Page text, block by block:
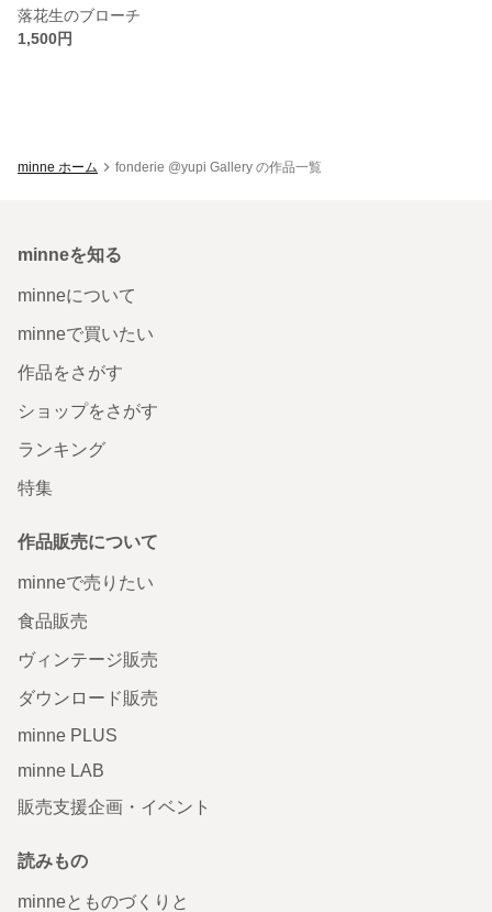
落花生のブローチ
1,500円
minne ホーム fonderie @yupi Gallery の作品一覧
minneを知る
minneについて
minneで買いたい
作品をさがす
ショップをさがす
ランキング
特集
作品販売について
minneで売りたい
食品販売
ヴィンテージ販売
ダウンロード販売
minne PLUS
minne LAB
販売支援企画・イベント
読みもの
minneとものづくりと